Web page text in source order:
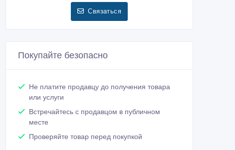
Связаться
Покупайте безопасно
Не платите продавцу до получения товара
или услуги
Встречайтесь с продавцом в публичном
месте
Проверяйте товар перед покупкой